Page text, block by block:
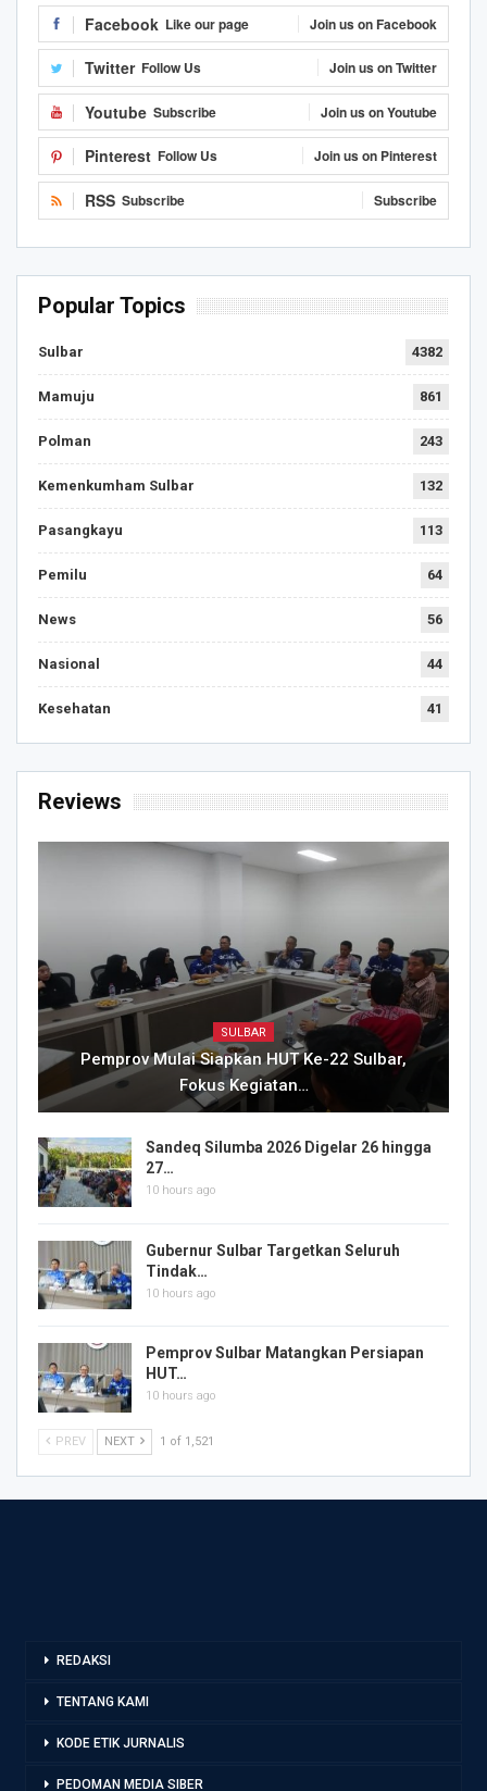
Facebook Like our page Join us on Facebook
Twitter Follow Us Join us on Twitter
Youtube Subscribe Join us on Youtube
Pinterest Follow Us Join us on Pinterest
RSS Subscribe Subscribe
Popular Topics
Sulbar 4382
Mamuju 861
Polman 243
Kemenkumham Sulbar 132
Pasangkayu 113
Pemilu 64
News 56
Nasional 44
Kesehatan 41
Reviews
SULBAR
Pemprov Mulai Siapkan HUT Ke-22 Sulbar,
Fokus Kegiatan…
Sandeq Silumba 2026 Digelar 26 hingga
27…
10 hours ago
Gubernur Sulbar Targetkan Seluruh
Tindak…
10 hours ago
Pemprov Sulbar Matangkan Persiapan
HUT…
10 hours ago
PREV NEXT 1 of 1,521
REDAKSI
TENTANG KAMI
KODE ETIK JURNALIS
PEDOMAN MEDIA SIBER